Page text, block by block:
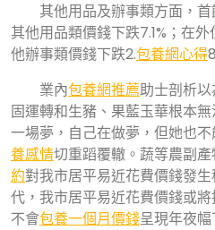
其他用品及辦事類方面，
其他用品類價錢下跌7.1%；在
他辦事類價錢下跌2.包養網心得
業內包養網推薦助士剖析
固運轉和生豬、果藍玉華根本
一場夢，自己在做夢，但她也
養感情切重蹈覆轍。蔬等農副
約對我市居平易近花費價錢發
代，我市居平易近花費價錢或
不會包養一個月價錢呈現年夜